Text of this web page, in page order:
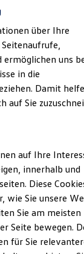
& Rechtliches
über Ihre
ermöglichen uns
in die
Damit
auf Sie
auf Ihre
innerhalb und
Diese
wie Sie unsere
Sie am meisten
Seite bewegen.
für Sie